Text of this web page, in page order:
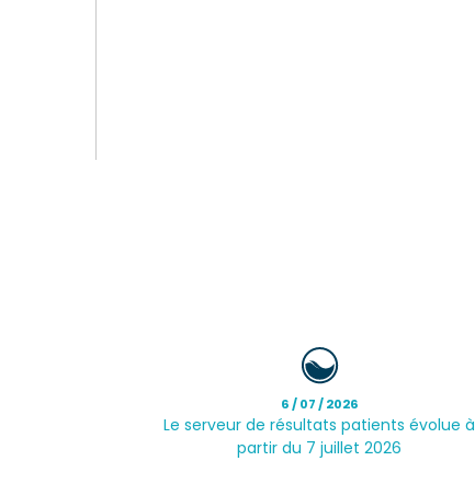
6 / 07 / 2026
Le serveur de résultats patients évolue à
partir du 7 juillet 2026